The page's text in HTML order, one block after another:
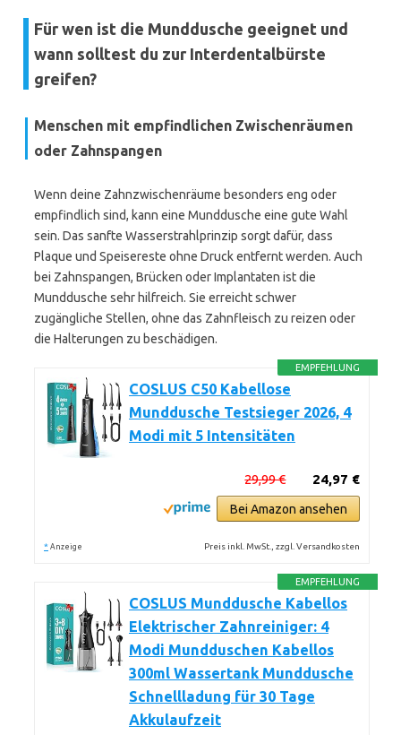
Für wen ist die Munddusche geeignet und
wann solltest du zur Interdentalbürste
greifen?
Menschen mit empfindlichen Zwischenräumen
oder Zahnspangen
Wenn deine Zahnzwischenräume besonders eng oder
empfindlich sind, kann eine Munddusche eine gute Wahl
sein. Das sanfte Wasserstrahlprinzip sorgt dafür, dass
Plaque und Speisereste ohne Druck entfernt werden. Auch
bei Zahnspangen, Brücken oder Implantaten ist die
Munddusche sehr hilfreich. Sie erreicht schwer
zugängliche Stellen, ohne das Zahnfleisch zu reizen oder
die Halterungen zu beschädigen.
EMPFEHLUNG
COSLUS C50 Kabellose
Munddusche Testsieger 2026, 4
Modi mit 5 Intensitäten
24,97 €
29,99 €
Bei Amazon ansehen
* Anzeige Preis inkl. MwSt., zzgl. Versandkosten
EMPFEHLUNG
COSLUS Munddusche Kabellos
Elektrischer Zahnreiniger: 4
Modi Mundduschen Kabellos
300ml Wassertank Munddusche
Schnellladung für 30 Tage
Akkulaufzeit